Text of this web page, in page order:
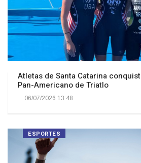
Atletas de Santa Catarina
Pan-Americano de Triatlo
06/07/2026 13:48
ESPORTES